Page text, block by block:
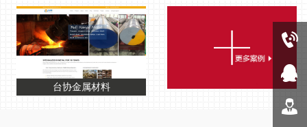
人才招聘
台协金属材料